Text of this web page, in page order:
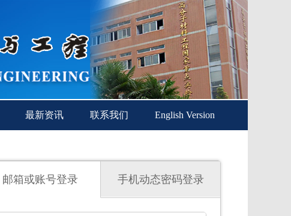
最新资讯 联系我们 English Version
邮箱或账号登录 手机动态密码登录